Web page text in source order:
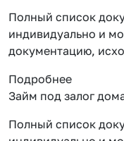
Полный список
индивидуально и
документацию,
Подробнее
Займ под залог
Полный список